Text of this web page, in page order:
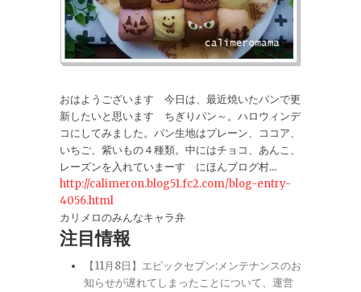
おはようございます 今日は、最近焼いたパンで更
新したいと思います ちぎりパン～。ハロウィンデ
コにしてみました。パン生地はプレーン、ココア、
いちご、紫いもの４種類。中にはチョコ、あんこ、
レーズンを入れていまーす にほんブログ村...
http://calimeron.blog51.fc2.com/blog-entry-
4056.html
カリメロのみんなキャラ弁
注目情報
【11月8日】エピックセブン:メンテナンスのお
知らせが遅れてしまったことについて、運営